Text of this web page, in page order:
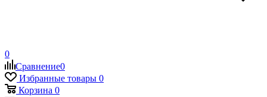
0
Сравнение0
Избранные товары 0
Корзина 0